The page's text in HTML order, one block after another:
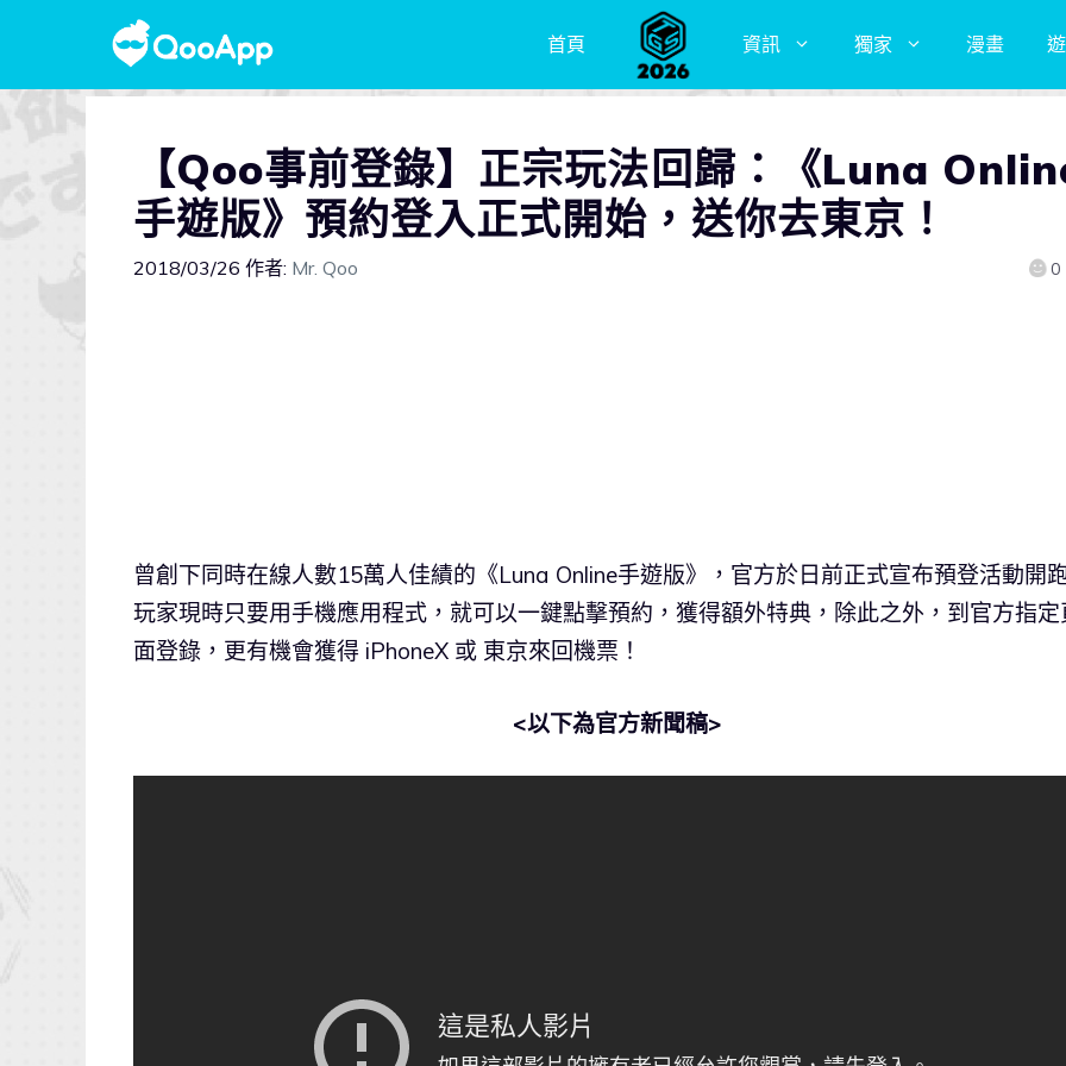
首頁 資訊 獨家 漫畫
【Qoo事前登錄】正宗玩法回歸：《Luna
手遊版》預約登入正式開始，送你去東京！
2018/03/26 作者: Mr. Qoo 0
曾創下同時在線人數15萬人佳績的《Luna Online手遊版》，官方於日前正式宣布預登活動開
玩家現時只要用手機應用程式，就可以一鍵點擊預約，獲得額外特典，除此之外，到官方指定
面登錄，更有機會獲得 iPhoneX 或 東京來回機票！
<以下為官方新聞稿>